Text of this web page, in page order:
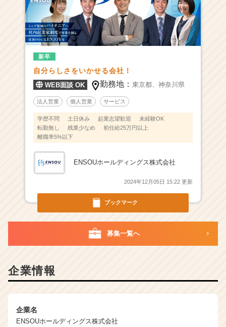
か
し”
縁
が“つ
な
る”こ
と
で
夢
げ
る”企
業
ベ
ャ
ー・
企
業
ス
が
ブックマーク
新卒
自分らしさをいかせる会社！
WEB面談 OK 勤務地：東京都、神奈川県
法人営業 個人営業 サービス
学歴不問 土日休み 起業志望歓迎
未経験OK
転勤無し
残業少なめ
初任給25万円以上
離職率5%以下
ENSOUホールディングス株式会社
2024年12月05日 15:22 更新
募集一覧へ
企業情報
企業名
ENSOUホールディングス株式会社